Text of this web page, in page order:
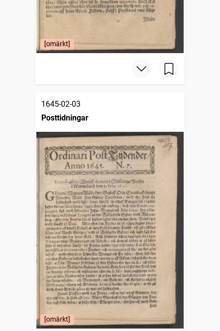
[omärkt]
1645-02-03
Posttidningar
[omärkt]